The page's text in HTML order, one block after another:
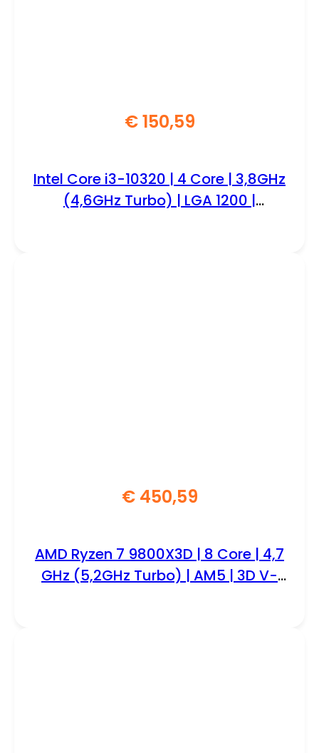
€150,59
Intel Core i3-10320 | 4 Core | 3,8GHz
(4,6GHz Turbo) | LGA 1200 |
€450,59
AMD Ryzen 7 9800X3D | 8 Core | 4,7
GHz (5,2GHz Turbo) | AM5 | 3D V-